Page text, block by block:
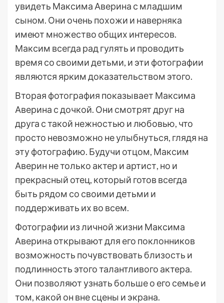
увидеть Максима Аверина с младшим
сыном. Они очень похожи и наверняка
имеют множество общих интересов.
Максим всегда рад гулять и проводить
время со своими детьми, и эти фотографии
являются ярким доказательством этого.
Вторая фотография показывает Максима
Аверина с дочкой. Они смотрят друг на
друга с такой нежностью и любовью, что
просто невозможно не улыбнуться, глядя на
эту фотографию. Будучи отцом, Максим
Аверин не только актер и артист, но и
прекрасный отец, который готов всегда
быть рядом со своими детьми и
поддерживать их во всем.
Фотографии из личной жизни Максима
Аверина открывают для его поклонников
возможность почувствовать близость и
подлинность этого талантливого актера.
Они позволяют узнать больше о его семье и
том, какой он вне сцены и экрана.